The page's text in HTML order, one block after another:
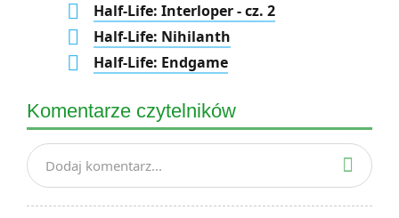
Half-Life: Interloper - cz. 2
Half-Life: Nihilanth
Half-Life: Endgame
Komentarze czytelników
Dodaj komentarz... 